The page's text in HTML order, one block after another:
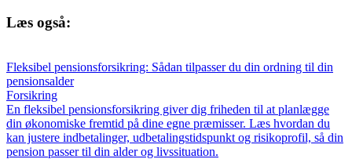
Læs også:
Fleksibel pensionsforsikring: Sådan tilpasser du din ordning til din
pensionsalder
Forsikring
En fleksibel pensionsforsikring giver dig friheden til at planlægge
din økonomiske fremtid på dine egne præmisser. Læs hvordan du
kan justere indbetalinger, udbetalingstidspunkt og risikoprofil, så din
pension passer til din alder og livssituation.